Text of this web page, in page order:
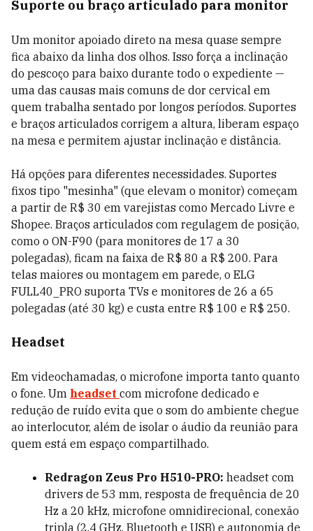
Suporte ou braço articulado para monitor
Um monitor apoiado direto na mesa quase sempre
fica abaixo da linha dos olhos. Isso força a inclinação
do pescoço para baixo durante todo o expediente —
uma das causas mais comuns de dor cervical em
quem trabalha sentado por longos períodos. Suportes
e braços articulados corrigem a altura, liberam espaço
na mesa e permitem ajustar inclinação e distância.
Há opções para diferentes necessidades. Suportes
fixos tipo "mesinha" (que elevam o monitor) começam
a partir de R$ 30 em varejistas como Mercado Livre e
Shopee. Braços articulados com regulagem de posição,
como o ON-F90 (para monitores de 17 a 30
polegadas), ficam na faixa de R$ 80 a R$ 200. Para
telas maiores ou montagem em parede, o ELG
FULL40_PRO suporta TVs e monitores de 26 a 65
polegadas (até 30 kg) e custa entre R$ 100 e R$ 250.
Headset
Em videochamadas, o microfone importa tanto quanto
o fone. Um headset com microfone dedicado e
redução de ruído evita que o som do ambiente chegue
ao interlocutor, além de isolar o áudio da reunião para
quem está em espaço compartilhado.
Redragon Zeus Pro H510-PRO: headset com
drivers de 53 mm, resposta de frequência de 20
Hz a 20 kHz, microfone omnidirecional, conexão
tripla (2,4 GHz, Bluetooth e USB) e autonomia de